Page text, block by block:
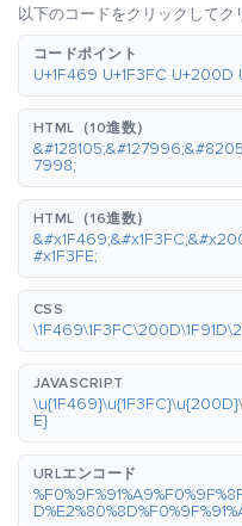
以下のコードをクリックしてク
コードポイント
U+1F469 U+1F3FC U+200D
HTML（10進数）
7998;
HTML（16進数）
#x1F3FE;
CSS
JAVASCRIPT
E}
URLエンコード